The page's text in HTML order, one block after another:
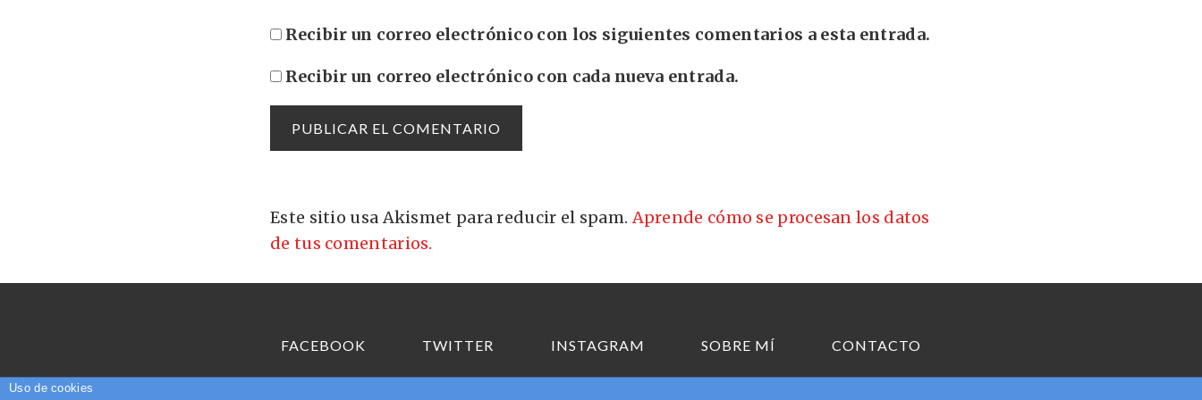
Recibir un correo electrónico con los siguientes comentarios a esta entrada.
Recibir un correo electrónico con cada nueva entrada.
Este sitio usa Akismet para reducir el spam.Aprende cómo se procesan los datos
de tus comentarios.
FACEBOOK TWITTER INSTAGRAM SOBRE MÍ CONTACTO
Copyright © 2026 Elhombredelosdosombligos.com
Uso de cookies